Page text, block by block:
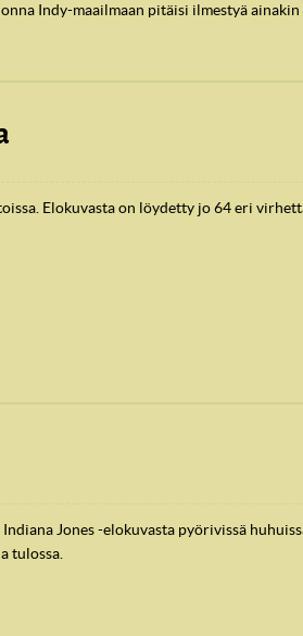
Indy-maailmaan pitäisi ilmestyä ainakin
Elokuvasta on löydetty jo 64 eri
Jones -elokuvasta pyörivissä
tulossa.